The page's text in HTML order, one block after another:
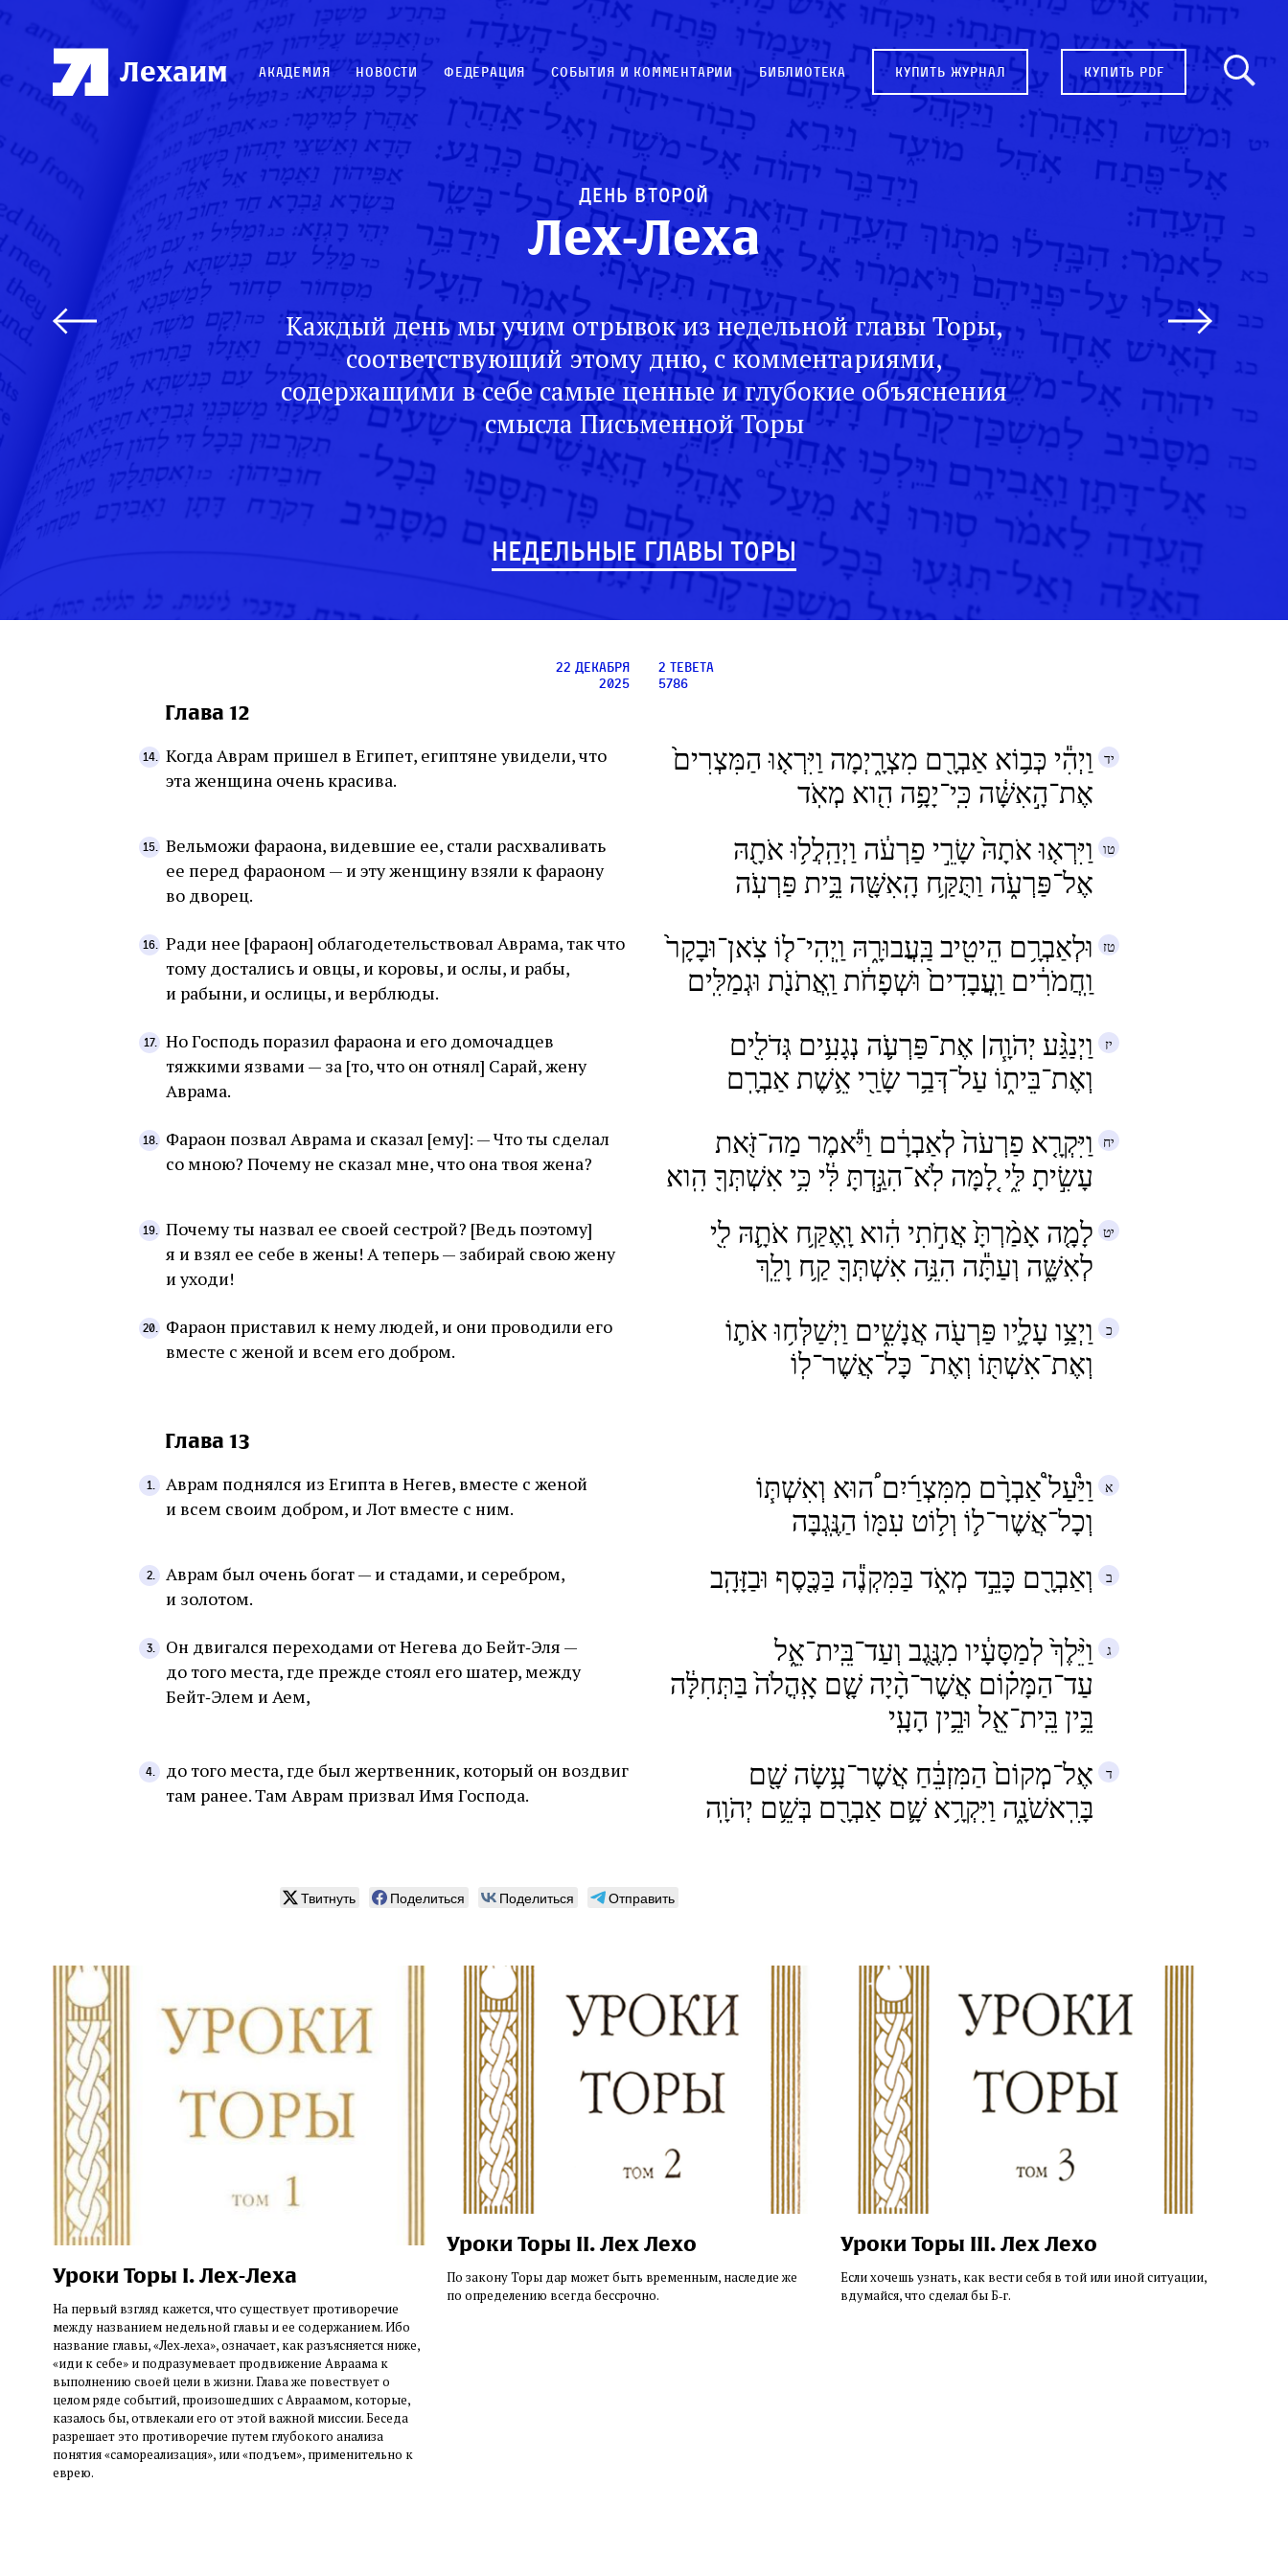
Лехаим Академия Новости Федерация События и комментарии Библиотека купить журнал купить pdf
День второй
Лех-Леха
Каждый день мы учим отрывок из недельной главы Торы,
соответствующий этому дню, с комментариями,
содержащими в себе самые ценные и глубокие объяснения
смысла Письменной Торы
НЕДЕЛЬНЫЕ ГЛАВЫ ТОРЫ
22 декабря
2025
2 тевета
5786
Глава 12
Когда Аврам пришел в Египет, египтяне увидели, что
эта женщина очень красива.
וַיְהִ֕י כְּב֥וֹא אַבְרָ֖ם מִצְרָ֑יְמָה וַיִּרְא֤וּ הַמִּצְרִים֙
אֶת־הָ֣אִשָּׁ֔ה כִּֽי־יָפָ֥ה הִ֖וא מְאֹֽד
Вельможи фараона, видевшие ее, стали расхваливать
ее перед фараоном — и эту женщину взяли к фараону
во дворец.
וַיִּרְא֤וּ אֹתָהּ֙ שָׂרֵ֣י פַרְעֹ֔ה וַיְהַֽלֲל֥וּ אֹתָ֖הּ
אֶל־פַּרְעֹ֑ה וַתֻּקַּ֥ח הָֽאִשָּׁ֖ה בֵּ֥ית פַּרְעֹֽה
Ради нее [фараон] облагодетельствовал Аврама, так что
тому достались и овцы, и коровы, и ослы, и рабы,
и рабыни, и ослицы, и верблюды.
וּלְאַבְרָ֥ם הֵיטִ֖יב בַּֽעֲבוּרָ֑הּ וַֽיְהִי־ל֤וֹ צֹֽאן־וּבָקָר֙
וַֽחֲמֹרִ֔ים וַֽעֲבָדִים֙ וּשְׁפָחֹ֔ת וַֽאֲתֹנֹ֖ת וּגְמַלִּֽים
Но Господь поразил фараона и его домочадцев
тяжкими язвами — за [то, что он отнял] Сарай, жену
Аврама.
וַיְנַגַּ֨ע יְהֹוָ֧ה| אֶת־פַּרְעֹ֛ה נְגָעִ֥ים גְּדֹלִ֖ים
וְאֶת־בֵּית֑וֹ עַל־דְּבַ֥ר שָׂרַ֖י אֵ֥שֶׁת אַבְרָֽם
Фараон позвал Аврама и сказал [ему]: — Что ты сделал
со мною? Почему не сказал мне, что она твоя жена?
וַיִּקְרָ֤א פַרְעֹה֙ לְאַבְרָ֔ם וַיֹּ֕אמֶר מַה־זֹּ֖את
עָשִׂ֣יתָ לִּ֑י לָ֚מָּה לֹֽא־הִגַּ֣דְתָּ לִּ֔י כִּ֥י אִשְׁתְּךָ֖ הִֽוא
Почему ты назвал ее своей сестрой? [Ведь поэтому]
я и взял ее себе в жены! А теперь — забирай свою жену
и уходи!
לָמָ֤ה אָמַ֨רְתָּ֙ אֲחֹ֣תִי הִ֔וא וָֽאֶקַּ֥ח אֹתָ֛הּ לִ֖י
לְאִשָּׁ֑ה וְעַתָּ֕ה הִנֵּ֥ה אִשְׁתְּךָ֖ קַ֥ח וָלֵֽךְ
Фараон приставил к нему людей, и они проводили его
вместе с женой и всем его добром.
וַיְצַ֥ו עָלָ֛יו פַּרְעֹ֖ה אֲנָשִׁ֑ים וַיְשַׁלְּח֥וּ אֹת֛וֹ
וְאֶת־אִשְׁתּ֖וֹ וְאֶת־ כָּל־אֲשֶׁר־לֽוֹ
Глава 13
Аврам поднялся из Египта в Негев, вместе с женой
и всем своим добром, и Лот вместе с ним.
וַיַּ֩עַל֩ אַבְרָ֨ם מִמִּצְרַ֜יִם ֠הוּא וְאִשְׁתּ֧וֹ
וְכָל־אֲשֶׁר־ל֛וֹ וְל֥וֹט עִמּ֖וֹ הַנֶּֽגְבָּה
Аврам был очень богат — и стадами, и серебром,
и золотом.
וְאַבְרָ֖ם כָּבֵ֣ד מְאֹ֑ד בַּמִּקְנֶ֕ה בַּכֶּ֖סֶף וּבַזָּהָֽב
Он двигался переходами от Негева до Бейт‑Эля —
до того места, где прежде стоял его шатер, между
Бейт‑Элем и Аем,
וַיֵּ֨לֶךְ֙ לְמַסָּעָ֔יו מִנֶּ֖גֶב וְעַד־בֵּֽית־אֵ֑ל
עַד־הַמָּק֗וֹם אֲשֶׁר־הָ֨יָה שָׁ֤ם אָֽהֳלֹה֙ בַּתְּחִלָּ֔ה
בֵּ֥ין בֵּֽית־אֵ֖ל וּבֵ֥ין הָעָֽי
до того места, где был жертвенник, который он воздвиг
там ранее. Там Аврам призвал Имя Господа.
אֶל־מְקוֹם֙ הַמִּזְבֵּ֔חַ אֲשֶׁר־עָ֥שָׂה שָׁ֖ם
בָּרִֽאשֹׁנָ֑ה וַיִּקְרָ֥א שָׁ֛ם אַבְרָ֖ם בְּשֵׁ֥ם יְהֹוָֽה
Твитнуть Поделиться Поделиться Отправить
Уроки Торы I. Лех-Леха
На первый взгляд кажется, что существует противоречие
между названием недельной главы и ее содержанием. Ибо
название главы, «Лех‑леха», означает, как разъясняется ниже,
«иди к себе» и подразумевает продвижение Авраама к
выполнению своей цели в жизни. Глава же повествует о
целом ряде событий, произошедших с Авраамом, которые,
казалось бы, отвлекали его от этой важной миссии. Беседа
разрешает это противоречие путем глубокого анализа
понятия «самореализация», или «подъем», применительно к
еврею.
Уроки Торы II. Лех Лехо
По закону Торы дар может быть временным, наследие же
по определению всегда бессрочно.
Уроки Торы III. Лех Лехо
Если хочешь узнать, как вести себя в той или иной ситуации,
вдумайся, что сделал бы Б‑г.